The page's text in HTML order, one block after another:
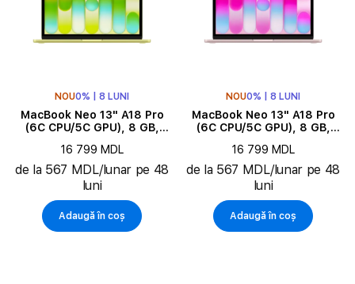
NOU0% | 8 LUNI
MacBook Neo 13" A18 Pro
(6C CPU/5C GPU), 8 GB,
16 799 MDL
de la 567 MDL/lunar pe 48
luni
Adaugă în coș
NOU0% | 8 LUNI
MacBook Neo 13" A18 Pro
(6C CPU/5C GPU), 8 GB,
16 799 MDL
de la 567 MDL/lunar pe 48
luni
Adaugă în coș